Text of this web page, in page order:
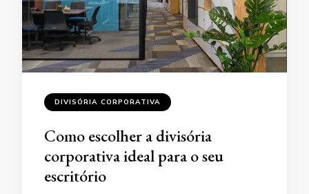
DIVISÓRIA CORPORATIVA
Como escolher a divisória
corporativa ideal para o seu
escritório